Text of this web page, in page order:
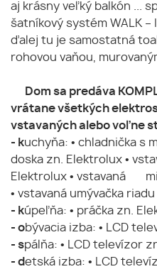
aj krásny veľký balkón ...
šatníkový systém WALK –
ďalej tu je samostatná
rohovou vaňou,
Dom sa predáva
vrátane všetkých
vstavaných alebo voľne
- kuchyňa: • chladnička s
doska zn. Elektrolux •
Elektrolux • vstavaná
• vstavaná umývačka riadu
- kúpeľňa: • práčka zn.
- obývacia izba: • LCD
- spálňa: • LCD televízor
- detská izba: • LCD